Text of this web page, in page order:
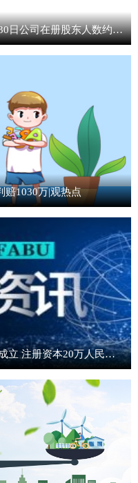
每日快讯!德迈仕：截至2026年6月30日公司在册股东人数约为1.24万人
赔1030万|观热点
隆化县泽森草编厂（个体工商户）成立 注册资本20万人民币-精选